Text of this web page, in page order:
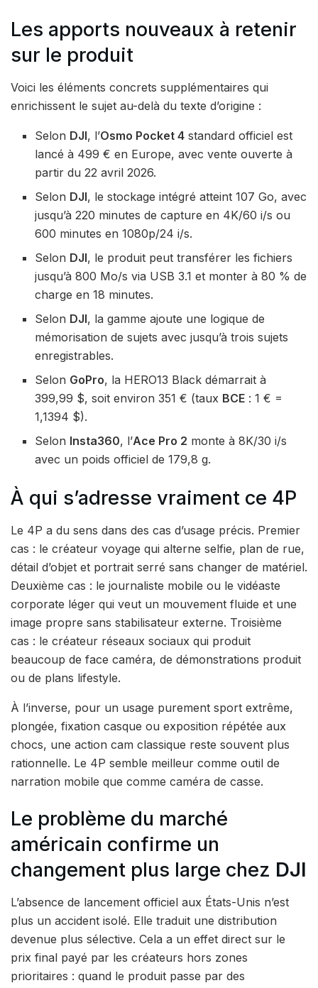
Les apports nouveaux à retenir
sur le produit
Voici les éléments concrets supplémentaires qui
enrichissent le sujet au-delà du texte d’origine :
Selon DJI, l’Osmo Pocket 4 standard officiel est
lancé à 499 € en Europe, avec vente ouverte à
partir du 22 avril 2026.
Selon DJI, le stockage intégré atteint 107 Go, avec
jusqu’à 220 minutes de capture en 4K/60 i/s ou
600 minutes en 1080p/24 i/s.
Selon DJI, le produit peut transférer les fichiers
jusqu’à 800 Mo/s via USB 3.1 et monter à 80 % de
charge en 18 minutes.
Selon DJI, la gamme ajoute une logique de
mémorisation de sujets avec jusqu’à trois sujets
enregistrables.
Selon GoPro, la HERO13 Black démarrait à
399,99 $, soit environ 351 € (taux BCE : 1 € =
1,1394 $).
Selon Insta360, l’Ace Pro 2 monte à 8K/30 i/s
avec un poids officiel de 179,8 g.
À qui s’adresse vraiment ce 4P
Le 4P a du sens dans des cas d’usage précis. Premier
cas : le créateur voyage qui alterne selfie, plan de rue,
détail d’objet et portrait serré sans changer de matériel.
Deuxième cas : le journaliste mobile ou le vidéaste
corporate léger qui veut un mouvement fluide et une
image propre sans stabilisateur externe. Troisième
cas : le créateur réseaux sociaux qui produit
beaucoup de face caméra, de démonstrations produit
ou de plans lifestyle.
À l’inverse, pour un usage purement sport extrême,
plongée, fixation casque ou exposition répétée aux
chocs, une action cam classique reste souvent plus
rationnelle. Le 4P semble meilleur comme outil de
narration mobile que comme caméra de casse.
Le problème du marché
américain confirme un
changement plus large chez DJI
L’absence de lancement officiel aux États-Unis n’est
plus un accident isolé. Elle traduit une distribution
devenue plus sélective. Cela a un effet direct sur le
prix final payé par les créateurs hors zones
prioritaires : quand le produit passe par des